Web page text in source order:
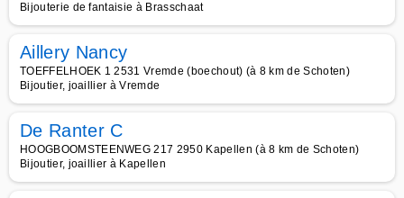
Bijouterie de fantaisie à Brasschaat
Aillery Nancy
TOEFFELHOEK 1 2531 Vremde (boechout) (à 8 km de Schoten)
Bijoutier, joaillier à Vremde
De Ranter C
HOOGBOOMSTEENWEG 217 2950 Kapellen (à 8 km de Schoten)
Bijoutier, joaillier à Kapellen